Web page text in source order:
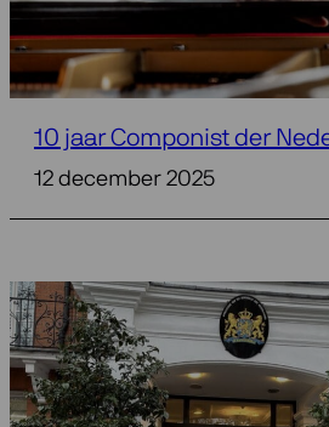
10 jaar Componist der
12 december 2025